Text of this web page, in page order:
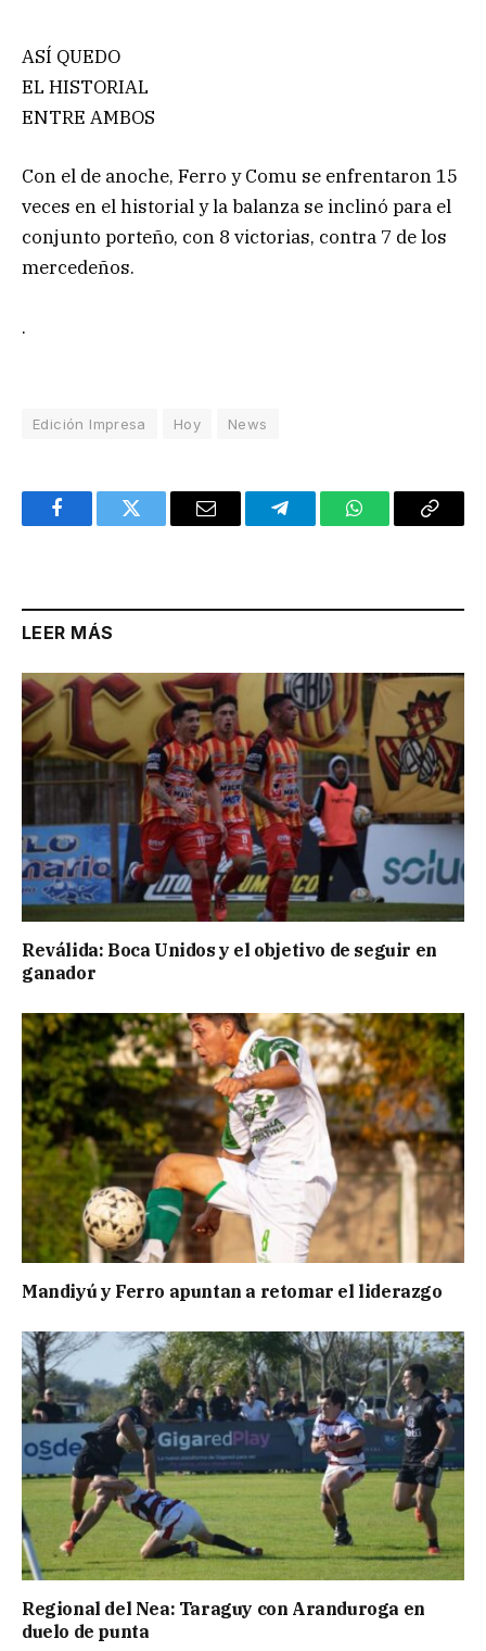
ASÍ QUEDO
EL HISTORIAL
ENTRE AMBOS
Con el de anoche, Ferro y Comu se enfrentaron 15
veces en el historial y la balanza se inclinó para el
conjunto porteño, con 8 victorias, contra 7 de los
mercedeños.
.
Edición Impresa Hoy News
FacebookTwitter Email TelegramWhatsAppCopy
LEER MÁS
Reválida: Boca Unidos y el objetivo de seguir en
ganador
Mandiyú y Ferro apuntan a retomar el liderazgo
Regional del Nea: Taraguy con Aranduroga en
duelo de punta